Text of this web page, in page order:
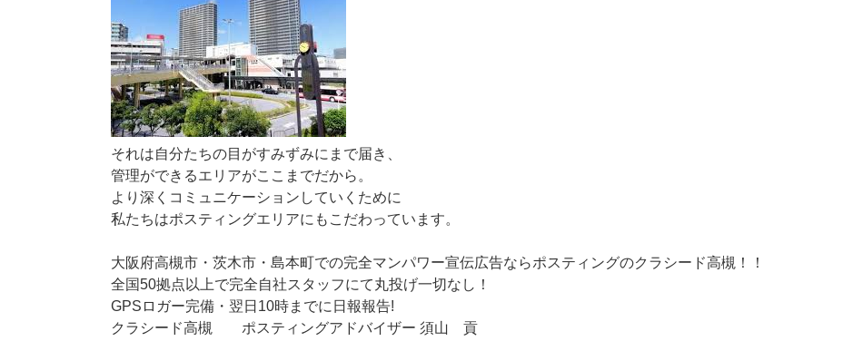
プ
それは自分たちの目がすみずみにまで届き、
管理ができるエリアがここまでだから。
より深くコミュニケーションしていくために
私たちはポスティングエリアにもこだわっています。
大阪府高槻市・茨木市・島本町での完全マンパワー宣伝広告ならポスティングのクラシード高槻！！
全国50拠点以上で完全自社スタッフにて丸投げ一切なし！
GPSロガー完備・翌日10時までに日報報告!
クラシード高槻 ポスティングアドバイザー 須山 貢